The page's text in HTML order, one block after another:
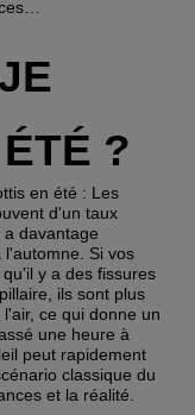
?
en été : Les
d'un taux
davantage
y a des fissures
ils sont plus
ce qui donne un
une heure à
peut rapidement
classique du
et la réalité.